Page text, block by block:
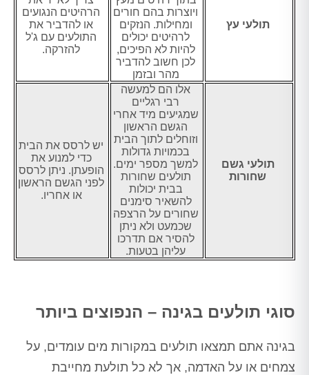
תולעי עץ
ויוצרות בהם חורים
ומחילות. הנזקים
לרהיטים יכולים
להיות לא הפיכים,
לכן חשוב להדביר
מהר ובזמן
הרהיטים הנגועים
או להדביר את
התולעים עם ג'ל
להזרקה.
תולעי גשם
שחורות
אלו הם למעשה
רבי רגליים
שמגיעים מיד אחרי
הגשם הראשון
וזוחלים לתוך הבית
בכמויות גדולות
למשך מספר ימים.
תולעים שחורות
בבית יכולות
להשאיר סימנים
שחורים על הרצפה
שכמעט ולא ניתן
להסיר אם תדרכו
עליהן בטעות.
יש לרסס את הבית
כדי למנוע את
הופעתן. ניתן לרסס
לפני הגשם הראשון
או אחריו.
סוגי תולעים בגינה – הנפוצים ביותר
בגינה אתם תמצאו תולעים במקורות מים עומדים, על
צמחים או על האדמה, אך לא כל תולעת מחייבת